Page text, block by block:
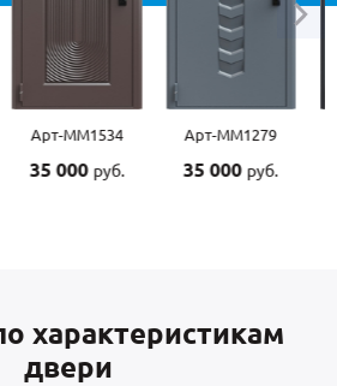
ММ1534
руб.
Арт-ММ1279
35 000руб.
Арт-
45
характеристикам
двери